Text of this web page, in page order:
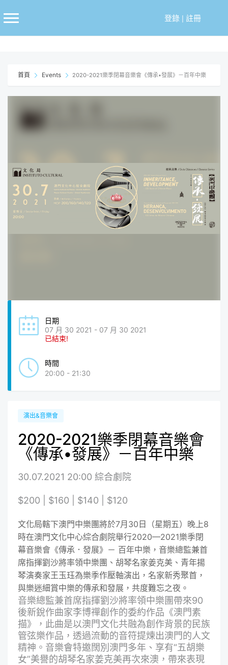
至
登錄| 註冊
首頁 Events 2020-2021樂季閉幕音樂會《傳承•發展》－百年中樂
日期
07 月 30 2021 - 07 月 30 2021
已結束!
時間
20:00 - 21:30
演出&音樂會
2020-2021樂季閉幕音樂會
《傳承•發展》－百年中樂
30.07.2021 20:00 綜合劇院
$200 | $160 | $140 | $120
文化局轄下澳門中樂團將於7月30日（星期五）晚上8
時在澳門文化中心綜合劇院舉行2020—2021樂季閉
幕音樂會《傳承．發展》－ 百年中樂，音樂總監兼首
席指揮劉沙將率領中樂團、胡琴名家姜克美、青年揚
琴演奏家王玉珏為樂季作壓軸演出，名家新秀聚首，
與樂迷細賞中樂的傳承和發展，共度難忘之夜。
音樂總監兼首席指揮劉沙將率領中樂團帶來90
後新銳作曲家李博禪創作的委約作品《澳門素
描》，此曲是以澳門文化共融為創作背景的民族
管弦樂作品，透過流動的音符提煉出澳門的人文
精神。音樂會特邀闊別澳門多年、享有“五胡樂
女”美譽的胡琴名家姜克美再次來澳，帶來表現